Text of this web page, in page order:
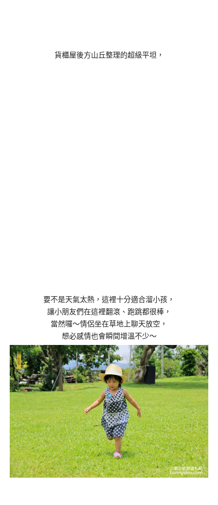
貨櫃屋後方山丘整理的超級平坦，
要不是天氣太熱，這裡十分適合溜小孩，
讓小朋友們在這裡翻滾、跑跳都很棒，
當然囉～情侶坐在草地上聊天放空，
想必感情也會瞬間增溫不少～